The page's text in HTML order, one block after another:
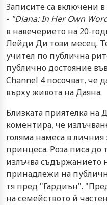
Записите са включени
- "Diana: In Her Own
в навечерието на 20-
Лейди Ди този месец.
учител по публична
публично достояние
Channel 4 посочват, че
върху живота на Даяна.
Близката приятелка на
коментира, че
голяма намеса в
принцеса. Роза писа до
излъчва съдържанието
принадлежи на
тя пред "Гардиън".
на семейството й